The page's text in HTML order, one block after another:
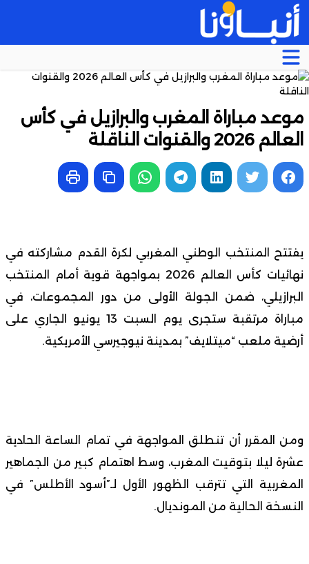
موعد مباراة المغرب والبرازيل في كأس
العالم 2026 والقنوات الناقلة
يفتتح المنتخب الوطني المغربي لكرة القدم مشاركته في
نهائيات كأس العالم 2026 بمواجهة قوية أمام المنتخب
البرازيلي، ضمن الجولة الأولى من دور المجموعات، في
مباراة مرتقبة ستجرى يوم السبت 13 يونيو الجاري على
أرضية ملعب “ميتلايف” بمدينة نيوجيرسي الأمريكية.
ومن المقرر أن تنطلق المواجهة في تمام الساعة الحادية
عشرة ليلا بتوقيت المغرب، وسط اهتمام كبير من الجماهير
المغربية التي تترقب الظهور الأول لـ”أسود الأطلس” في
النسخة الحالية من المونديال.